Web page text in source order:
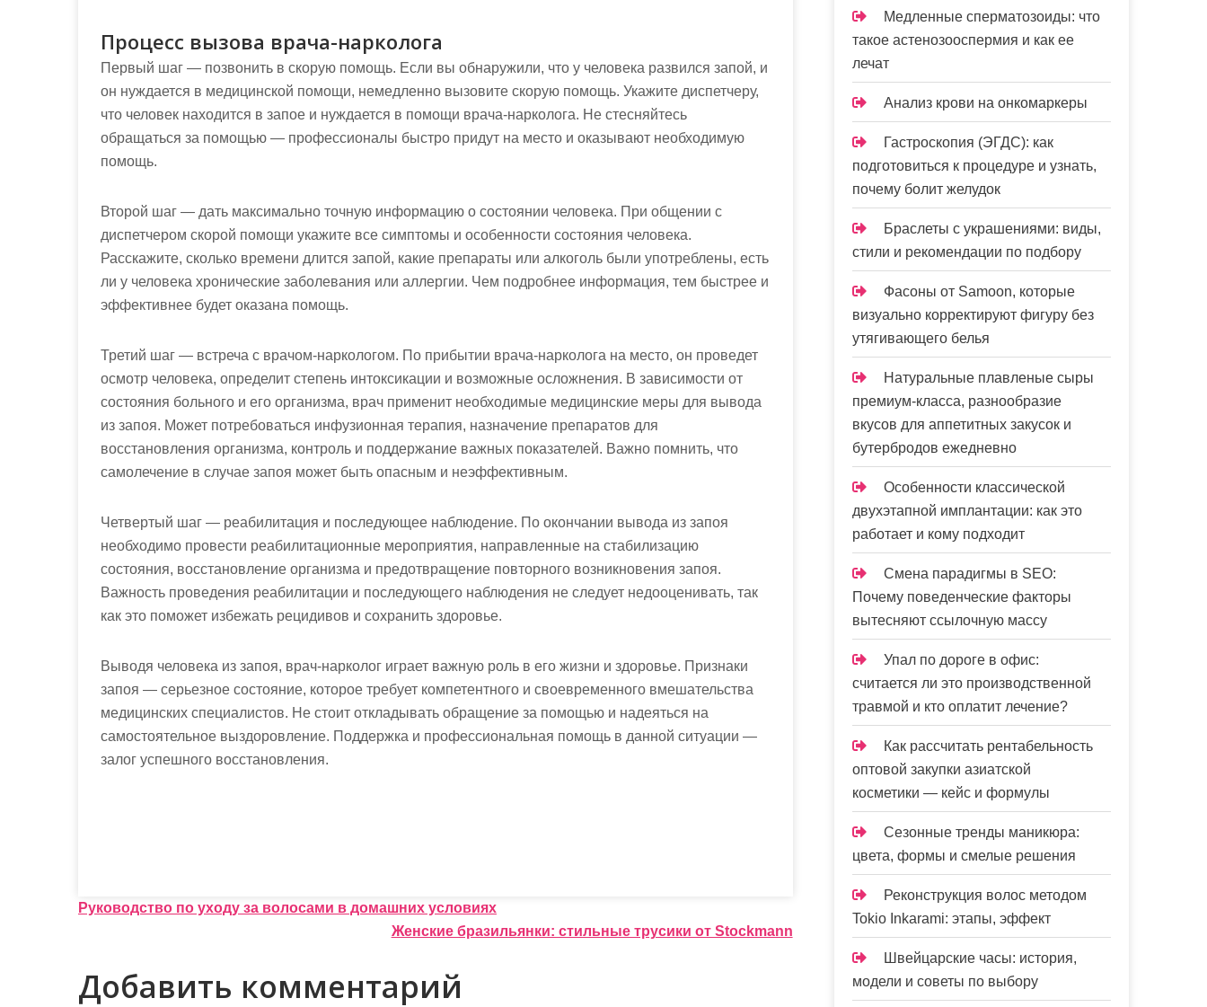
Процесс вызова врача-нарколога
Первый шаг — позвонить в скорую помощь. Если вы обнаружили, что у человека развился запой, и
он нуждается в медицинской помощи, немедленно вызовите скорую помощь. Укажите диспетчеру,
что человек находится в запое и нуждается в помощи врача-нарколога. Не стесняйтесь
обращаться за помощью — профессионалы быстро придут на место и оказывают необходимую
помощь.
Второй шаг — дать максимально точную информацию о состоянии человека. При общении с
диспетчером скорой помощи укажите все симптомы и особенности состояния человека.
Расскажите, сколько времени длится запой, какие препараты или алкоголь были употреблены, есть
ли у человека хронические заболевания или аллергии. Чем подробнее информация, тем быстрее и
эффективнее будет оказана помощь.
Третий шаг — встреча с врачом-наркологом. По прибытии врача-нарколога на место, он проведет
осмотр человека, определит степень интоксикации и возможные осложнения. В зависимости от
состояния больного и его организма, врач применит необходимые медицинские меры для вывода
из запоя. Может потребоваться инфузионная терапия, назначение препаратов для
восстановления организма, контроль и поддержание важных показателей. Важно помнить, что
самолечение в случае запоя может быть опасным и неэффективным.
Четвертый шаг — реабилитация и последующее наблюдение. По окончании вывода из запоя
необходимо провести реабилитационные мероприятия, направленные на стабилизацию
состояния, восстановление организма и предотвращение повторного возникновения запоя.
Важность проведения реабилитации и последующего наблюдения не следует недооценивать, так
как это поможет избежать рецидивов и сохранить здоровье.
Выводя человека из запоя, врач-нарколог играет важную роль в его жизни и здоровье. Признаки
запоя — серьезное состояние, которое требует компетентного и своевременного вмешательства
медицинских специалистов. Не стоит откладывать обращение за помощью и надеяться на
самостоятельное выздоровление. Поддержка и профессиональная помощь в данной ситуации —
залог успешного восстановления.
Н
в
Руководство по уходу за волосами в домашних условиях
Женские бразильянки: стильные трусики от Stockmann
Добавить комментарий
Медленные сперматозоиды: что
такое астенозооспермия и как ее
лечат
Анализ крови на онкомаркеры
Гастроскопия (ЭГДС): как
подготовиться к процедуре и узнать,
почему болит желудок
Браслеты с украшениями: виды,
стили и рекомендации по подбору
Фасоны от Samoon, которые
визуально корректируют фигуру без
утягивающего белья
Натуральные плавленые сыры
премиум-класса, разнообразие
вкусов для аппетитных закусок и
бутербродов ежедневно
Особенности классической
двухэтапной имплантации: как это
работает и кому подходит
Смена парадигмы в SEO:
Почему поведенческие факторы
вытесняют ссылочную массу
Упал по дороге в офис:
считается ли это производственной
травмой и кто оплатит лечение?
Как рассчитать рентабельность
оптовой закупки азиатской
косметики — кейс и формулы
Сезонные тренды маникюра:
цвета, формы и смелые решения
Реконструкция волос методом
Tokio Inkarami: этапы, эффект
Швейцарские часы: история,
модели и советы по выбору